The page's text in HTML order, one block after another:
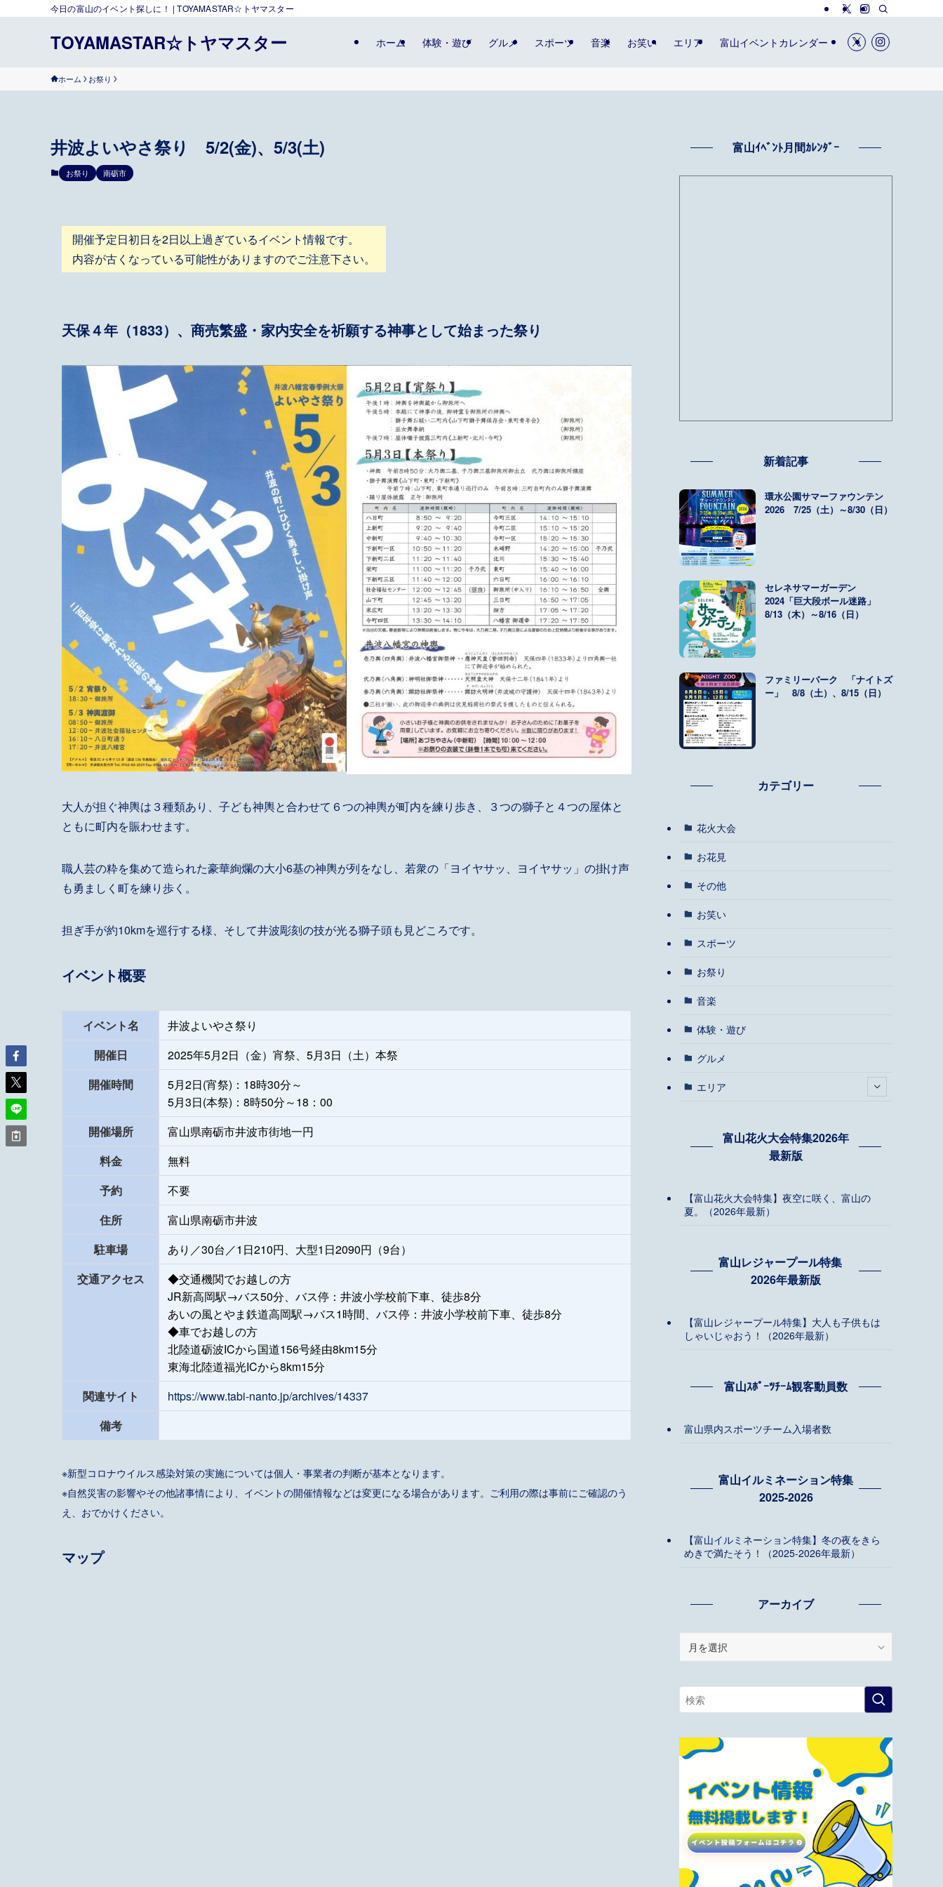
今日の富山のイベント探しに！ | TOYAMASTAR☆トヤマスター
TOYAMASTAR☆トヤマスター ホーム 体験・遊び グルメ スポーツ 音楽 お笑い エリア 富山イベントカレンダー
ホーム お祭り
井波よいやさ祭り 5/2(金)、5/3(土)
お祭り 南砺市
開催予定日初日を2日以上過ぎているイベント情報です。
内容が古くなっている可能性がありますのでご注意下さい。
天保４年（1833）、商売繁盛・家内安全を祈願する神事として始まった祭り
大人が担ぐ神輿は３種類あり、子ども神輿と合わせて６つの神輿が町内を練り歩き、３つの獅子と４つの屋体と
ともに町内を賑わせます。
職人芸の粋を集めて造られた豪華絢爛の大小6基の神輿が列をなし、若衆の「ヨイヤサッ、ヨイヤサッ」の掛け声
も勇ましく町を練り歩く。
担ぎ手が約10kmを巡行する様、そして井波彫刻の技が光る獅子頭も見どころです。
イベント概要
イベント名
井波よいやさ祭り
開催日
2025年5月2日（金）宵祭、5月3日（土）本祭
開催時間
5月2日(宵祭)：18時30分～
5月3日(本祭)：8時50分～18：00
開催場所
富山県南砺市井波市街地一円
料金
無料
予約
不要
住所
富山県南砺市井波
駐車場
あり／30台／1日210円、大型1日2090円（9台）
交通アクセス
◆交通機関でお越しの方
JR新高岡駅→バス50分、バス停：井波小学校前下車、徒歩8分
あいの風とやま鉄道高岡駅→バス1時間、バス停：井波小学校前下車、徒歩8分
◆車でお越しの方
北陸道砺波ICから国道156号経由8km15分
東海北陸道福光ICから8km15分
関連サイト
https://www.tabi-nanto.jp/archives/14337
備考
※新型コロナウイルス感染対策の実施については個人・事業者の判断が基本となります。
※自然災害の影響やその他諸事情により、イベントの開催情報などは変更になる場合があります。ご利用の際は事前にご確認のう
え、おでかけください。
マップ
富山ｲﾍﾞﾝﾄ月間ｶﾚﾝﾀﾞｰ
新着記事
環水公園サマーファウンテン
2026 7/25（土）～8/30（日）
セレネサマーガーデン
2024「巨大段ボール迷路」
8/13（木）～8/16（日）
ファミリーパーク 「ナイトズ
ー」 8/8（土）、8/15（日）
カテゴリー
花火大会
お花見
その他
お笑い
スポーツ
お祭り
音楽
体験・遊び
グルメ
エリア
富山花火大会特集2026年
最新版
【富山花火大会特集】夜空に咲く、富山の
夏。（2026年最新）
富山レジャープール特集
2026年最新版
【富山レジャープール特集】大人も子供もは
しゃいじゃおう！（2026年最新）
富山ｽﾎﾟｰﾂﾁｰﾑ観客動員数
富山県内スポーツチーム入場者数
富山イルミネーション特集
2025-2026
【富山イルミネーション特集】冬の夜をきら
めきで満たそう！（2025-2026年最新）
アーカイブ
イ
ブ